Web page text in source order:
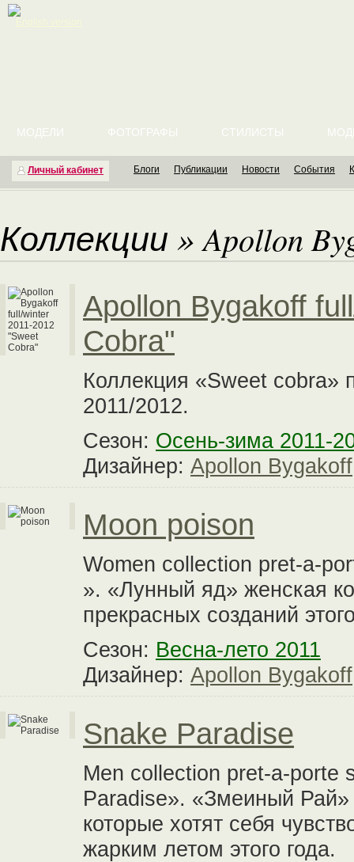
Личный кабинет
МОДЕЛИ ФОТОГРАФЫ СТИЛИСТЫ
Блоги Публикации Новости События
Коллекции »Apollon
Apollon Bygakoff
Cobra"
Коллекция «Sweet cobra»
2011/2012.
Сезон: Осень-зима 2011-
Дизайнер: Apollon Bygakoff
Moon poison
Women collection pret-a-
». «Лунный яд» женская
прекрасных созданий
Сезон: Весна-лето 2011
Дизайнер: Apollon Bygakoff
Snake Paradise
Men collection pret-a-porte
Paradise». «Змеиный
которые хотят себя
жарким летом этого года.